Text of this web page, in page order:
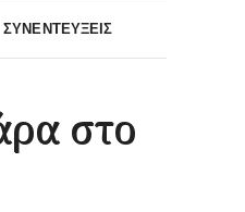
ΣΥΝΕΝΤΕΎΞΕΙΣ
στο